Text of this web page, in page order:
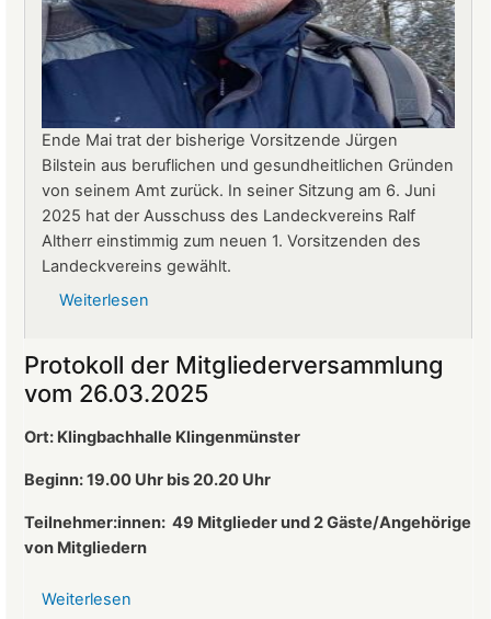
Ende Mai trat der bisherige Vorsitzende Jürgen
Bilstein aus beruflichen und gesundheitlichen Gründen
von seinem Amt zurück. In seiner Sitzung am 6. Juni
2025 hat der Ausschuss des Landeckvereins Ralf
Altherr einstimmig zum neuen 1. Vorsitzenden des
Landeckvereins gewählt.
Weiterlesen
ist
neuer
1.
Vorsitzender
des
Protokoll der Mitgliederversammlung
vom 26.03.2025
Ort: Klingbachhalle Klingenmünster
Beginn: 19.00 Uhr bis 20.20 Uhr
Teilnehmer:innen: 49 Mitglieder und 2 Gäste/Angehörige
von Mitgliedern
Weiterlesen